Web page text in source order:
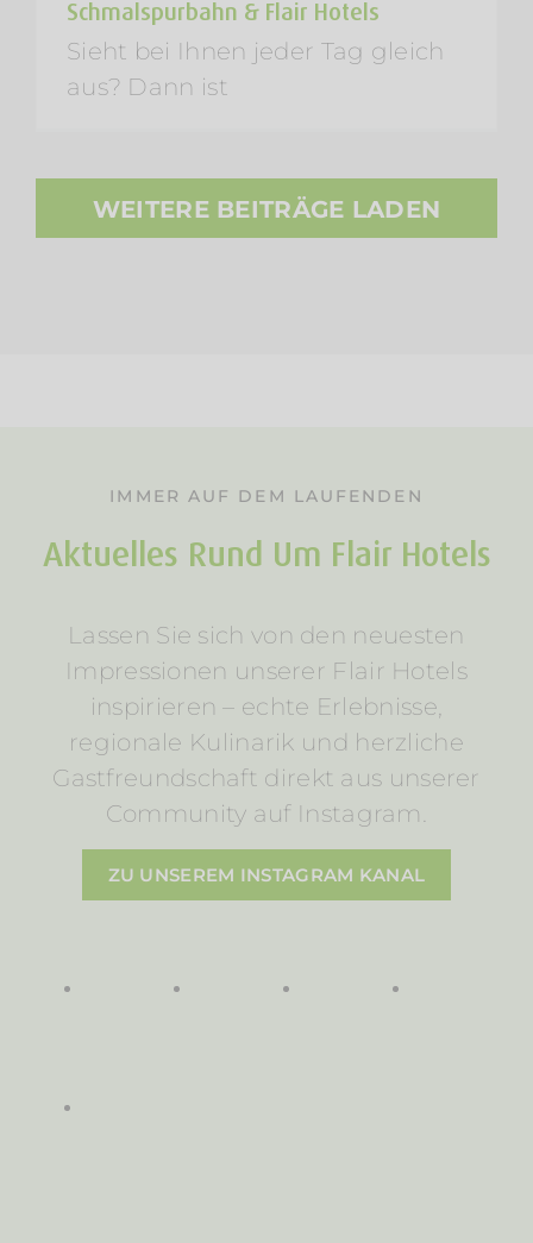
Schmalspurbahn & Flair Hotels
Sieht bei Ihnen jeder Tag gleich
aus? Dann ist
WEITERE BEITRÄGE LADEN
IMMER AUF DEM LAUFENDEN
Aktuelles Rund Um Flair Hotels
Lassen Sie sich von den neuesten
Impressionen unserer Flair Hotels
inspirieren – echte Erlebnisse,
regionale Kulinarik und herzliche
Gastfreundschaft direkt aus unserer
Community auf Instagram.
ZU UNSEREM INSTAGRAM KANAL